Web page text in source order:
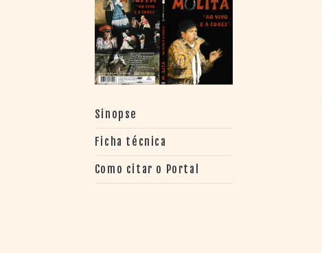
PORTAL DO
CINEMA GAÚCHO
> APRESENTAÇÃO
> BUSCA AVANÇADA
> LISTA DE FILMES
CINEASTAS
> BIBLIOGRAFIAS
CONTATO E
Sinopse
Ficha técnica
Como citar o Portal